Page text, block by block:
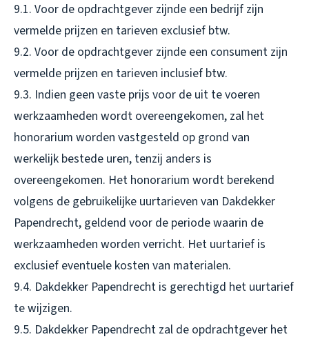
9.1. Voor de opdrachtgever zijnde een bedrijf zijn
vermelde prijzen en tarieven exclusief btw.
9.2. Voor de opdrachtgever zijnde een consument zijn
vermelde prijzen en tarieven inclusief btw.
9.3. Indien geen vaste prijs voor de uit te voeren
werkzaamheden wordt overeengekomen, zal het
honorarium worden vastgesteld op grond van
werkelijk bestede uren, tenzij anders is
overeengekomen. Het honorarium wordt berekend
volgens de gebruikelijke uurtarieven van Dakdekker
Papendrecht, geldend voor de periode waarin de
werkzaamheden worden verricht. Het uurtarief is
exclusief eventuele kosten van materialen.
9.4. Dakdekker Papendrecht is gerechtigd het uurtarief
te wijzigen.
9.5. Dakdekker Papendrecht zal de opdrachtgever het